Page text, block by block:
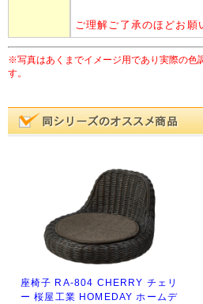
ご理解ご了承のほどお願
※写真はあくまでイメージ用であり実際の色
す。
座椅子 RA-804 CHERRY チェリ
ー 桜屋工業 HOMEDAY ホームデ